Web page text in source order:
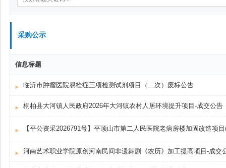
采购公示
信息标题
临沂市肿瘤医院易栓症三项检测试剂项目（二次）废标公告
桐柏县大河镇人民政府2026年大河镇农村人居环境提升项目-成交公告
河南艺术职业学院原创河南民间非遗舞剧《农历》加工提高项目-成交